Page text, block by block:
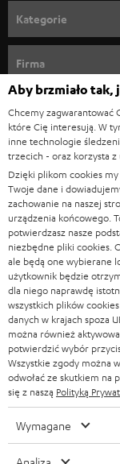
n
e
w
s
l
e
t
t
e
r
a
Kategorie
KOMPLETNE
SOUNDBARY
GŁOŚNIKI HIFI
SMART HOME
BLUETOOTH
SŁUCHAWKI
SŁUCHAWKI
WIEŻE HI-FI
GŁOŚNIKI
ULTIMA
SŁUCHAWKI
Firma
WSPARCIE
KARIERA
KONTAKT PRASOWY
B2B
BLOG
NEWSLETTER
SKLEPY
KORZYŚCI
TEUFEL STORY
Sklepy internetowe
NIEMCY
AUSTRIA
SZWAJCARIA
HOLANDIA
BELGIA
FRANCJA
POLSKA
Aby brzmiało tak,
Chcemy zagwarantować
które Cię interesują. W
inne technologie
trzecich - oraz korzysta z
Dzięki plikom cookies
Twoje dane i
zachowanie na naszej
urządzenia końcowego.
potwierdzasz nasze
niezbędne pliki cookies.
ale będą one wybierane
użytkownik będzie
dla niego naprawdę
wszystkich plików
danych w krajach spoza
można również
potwierdzić wybór
Wszystkie zgody można
odwołać ze skutkiem na
się z naszą Polityką
Wymagane